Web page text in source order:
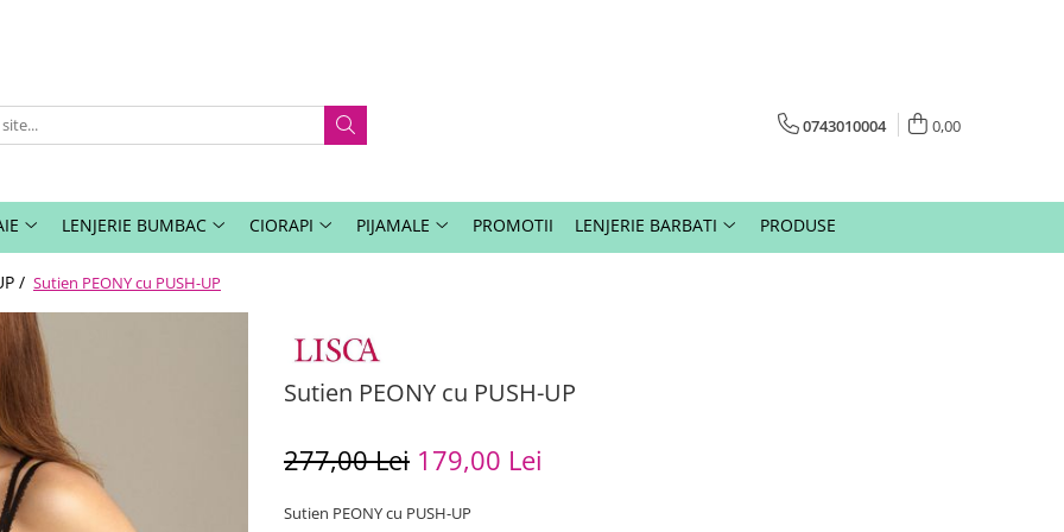
0743010004 0,00
LENJERIE BUMBAC CIORAPI PIJAMALE PROMOTII LENJERIE BARBATI PRODUSE
/ Sutien PEONY cu PUSH-UP
Sutien PEONY cu PUSH-UP
277,00 Lei 179,00 Lei
Sutien PEONY cu PUSH-UP